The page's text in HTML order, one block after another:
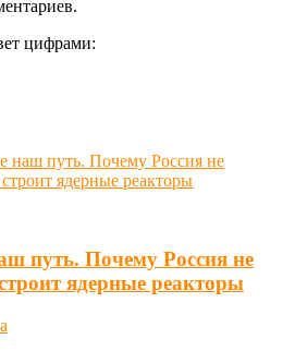
цифрами:
путь. Почему Россия не
ядерные реакторы